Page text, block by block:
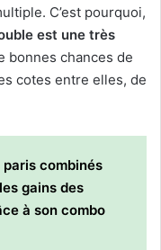
C’est pourquoi,
est une très
bonnes chances de
cotes entre elles, de
combinés
gains des
à son combo